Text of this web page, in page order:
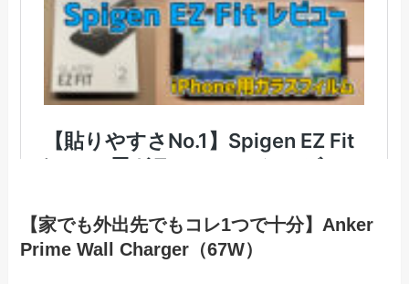
【家でも外出先でもコレ1つで十分】Anker
Prime Wall Charger（67W）